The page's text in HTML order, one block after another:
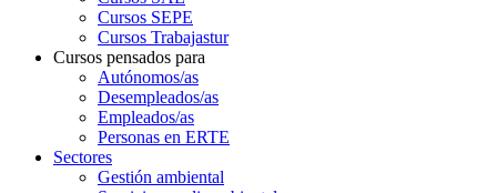
Cursos SEPE
Cursos Trabajastur
Cursos pensados para
Autónomos/as
Desempleados/as
Empleados/as
Personas en ERTE
Sectores
Gestión ambiental